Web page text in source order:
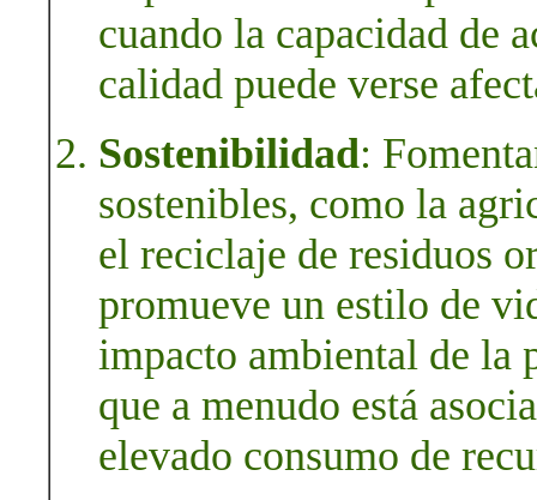
cuando la capacidad de
calidad puede verse
Sostenibilidad:
sostenibles, como la
el reciclaje de residuos
promueve un estilo de
impacto ambiental de la
que a menudo está
elevado consumo de